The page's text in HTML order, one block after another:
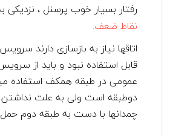
رفتار بسیار خوب پرسنل ، نزدیکی
نقاط ضعف:
اتاقها نیاز به بازسازی دارند
قابل استفاده نبود و باید از
عمومی در طبقه همکف استفاده
دوطبقه است ولی به علت نداشتن
چمدانها با دست به طبقه دوم